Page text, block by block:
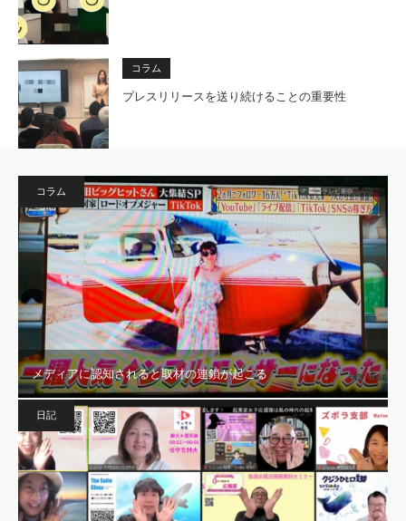
コラム
プレスリリースを送り続けることの重要性
コラム
メディアに認知されると取材の連鎖が起こる
日記